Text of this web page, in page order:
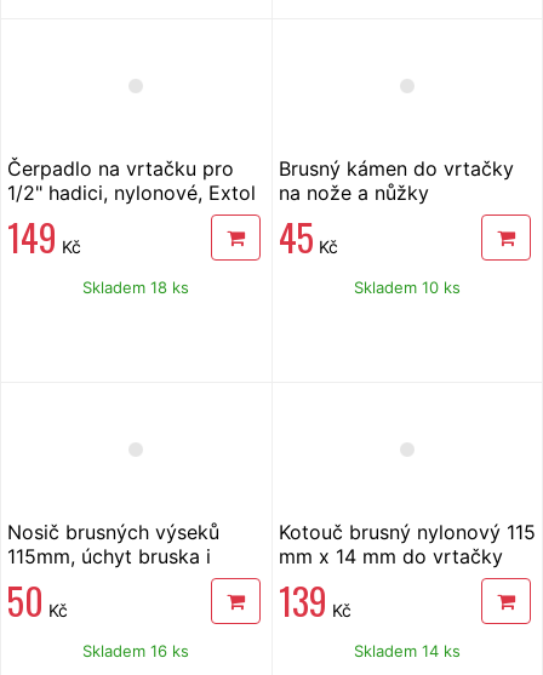
Čerpadlo na vrtačku pro
1/2" hadici, nylonové, Extol
149 Kč
Skladem 18 ks
Brusný kámen do vrtačky
na nože a nůžky
45 Kč
Skladem 10 ks
Nosič brusných výseků
115mm, úchyt bruska i
50 Kč
Skladem 16 ks
Kotouč brusný nylonový 115
mm x 14 mm do vrtačky
139 Kč
Skladem 14 ks